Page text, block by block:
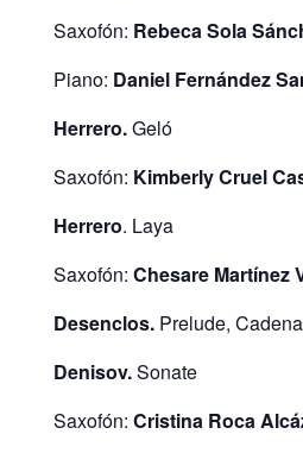
Saxofón: Rebeca Sola
Piano: Daniel Fernández
Herrero.Geló
Saxofón: Kimberly Cruel
Herrero. Laya
Saxofón: Chesare Martínez
Desenclos.Prelude,
Denisov.Sonate
Saxofón: Cristina Roca